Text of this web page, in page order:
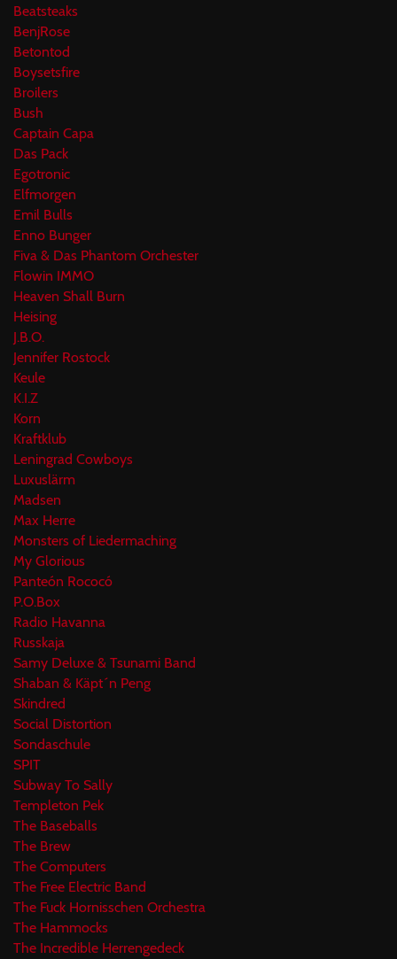
Beatsteaks
BenjRose
Betontod
Boysetsfire
Broilers
Bush
Captain Capa
Das Pack
Egotronic
Elfmorgen
Emil Bulls
Enno Bunger
Fiva & Das Phantom Orchester
Flowin IMMO
Heaven Shall Burn
Heising
J.B.O.
Jennifer Rostock
Keule
K.I.Z
Korn
Kraftklub
Leningrad Cowboys
Luxuslärm
Madsen
Max Herre
Monsters of Liedermaching
My Glorious
Panteón Rococó
P.O.Box
Radio Havanna
Russkaja
Samy Deluxe & Tsunami Band
Shaban & Käpt´n Peng
Skindred
Social Distortion
Sondaschule
SPIT
Subway To Sally
Templeton Pek
The Baseballs
The Brew
The Computers
The Free Electric Band
The Fuck Hornisschen Orchestra
The Hammocks
The Incredible Herrengedeck